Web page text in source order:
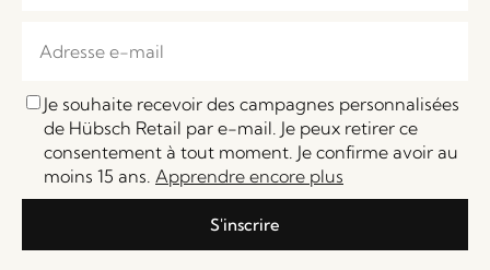
Je souhaite recevoir des campagnes personnalisées
de Hübsch Retail par e-mail. Je peux retirer ce
consentement à tout moment. Je confirme avoir au
moins 15 ans. Apprendre encore plus
S'inscrire